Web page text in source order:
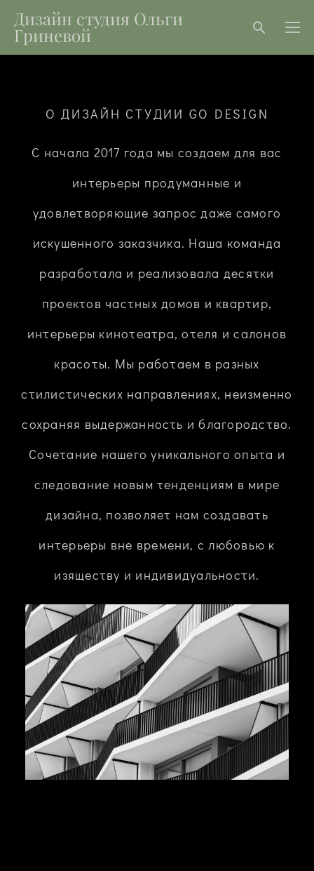
Дизайн студия Ольги
Гриневой
О ДИЗАЙН СТУДИИ GO DESIGN
С начала 2017 года мы создаем для вас
интерьеры продуманные и
удовлетворяющие запрос даже самого
искушенного заказчика. Наша команда
разработала и реализовала десятки
проектов частных домов и квартир,
интерьеры кинотеатра, отеля и салонов
красоты. Мы работаем в разных
стилистических направлениях, неизменно
сохраняя выдержанность и благородство.
Сочетание нашего уникального опыта и
следование новым тенденциям в мире
дизайна, позволяет нам создавать
интерьеры вне времени, с любовью к
изяществу и индивидуальности.